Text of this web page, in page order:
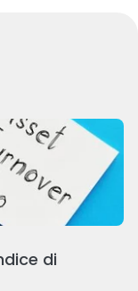
di